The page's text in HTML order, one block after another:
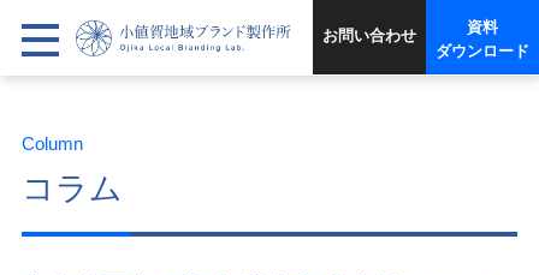
お問い合わせ
資料
ダウンロード
Column
コラム